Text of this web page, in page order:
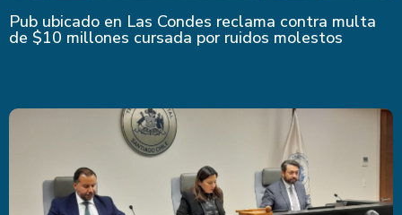
Pub ubicado en Las Condes reclama contra multa
de $10 millones cursada por ruidos molestos